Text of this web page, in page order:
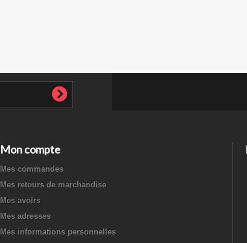
Mon compte
Mes commandes
Mes retours de marchandise
Mes avoirs
Mes adresses
Mes informations personnelles